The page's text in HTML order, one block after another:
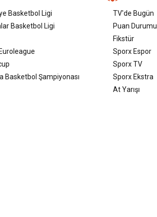
Basketbol Ligi
Basketbol Ligi
Basketbol Şampiyonası
TV'de Bugün
Puan Durumu
Fikstür
Sporx Espor
Sporx TV
Sporx Ekstra
At Yarışı